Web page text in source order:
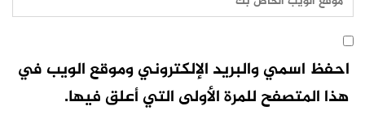
احفظ اسمي والبريد الإلكتروني وموقع الويب في
هذا المتصفح للمرة الأولى التي أعلق فيها.